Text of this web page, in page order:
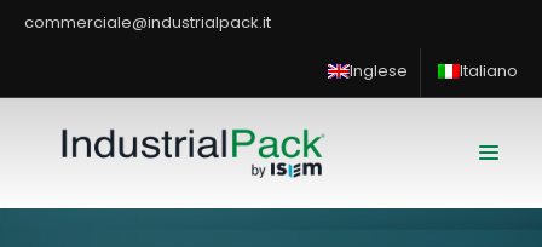
commerciale@industrialpack.it
Inglese Italiano